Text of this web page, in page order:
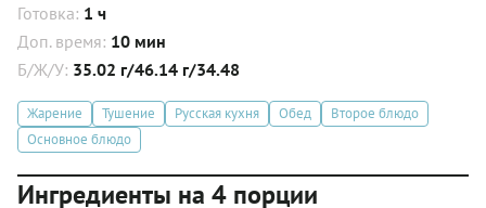
Готовка: 1 ч
Доп. время: 10 мин
Б/Ж/У: 35.02 г/46.14 г/34.48
Жарение Тушение Русская кухня Обед
Второе блюдо
Основное блюдо
Ингредиенты на 4 порции